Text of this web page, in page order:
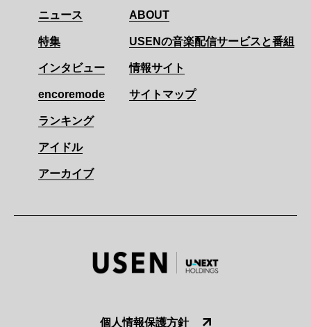
ニュース
特集
インタビュー
encoremode
ランキング
アイドル
アーカイブ
ABOUT
USENの音楽配信サービスと番組
情報サイト
サイトマップ
個人情報保護方針